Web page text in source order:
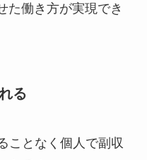
た働き方が実現でき
る
ことなく個人で副収